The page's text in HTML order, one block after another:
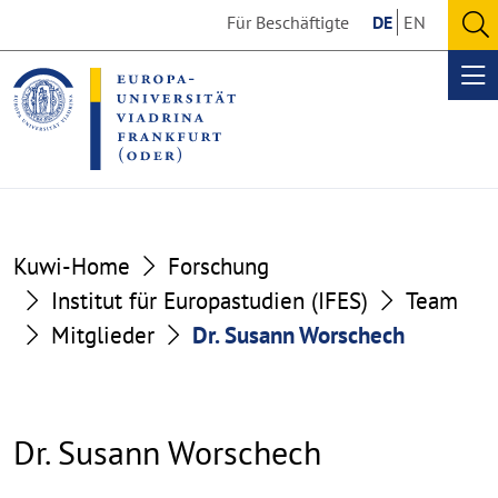
the
content
section
the
footer
section
Für Beschäftigte DE EN
Kuwi-Home
Forschung
Institut für Europastudien (IFES)
Team
Mitglieder
Dr. Susann Worschech
Dr. Susann Worschech